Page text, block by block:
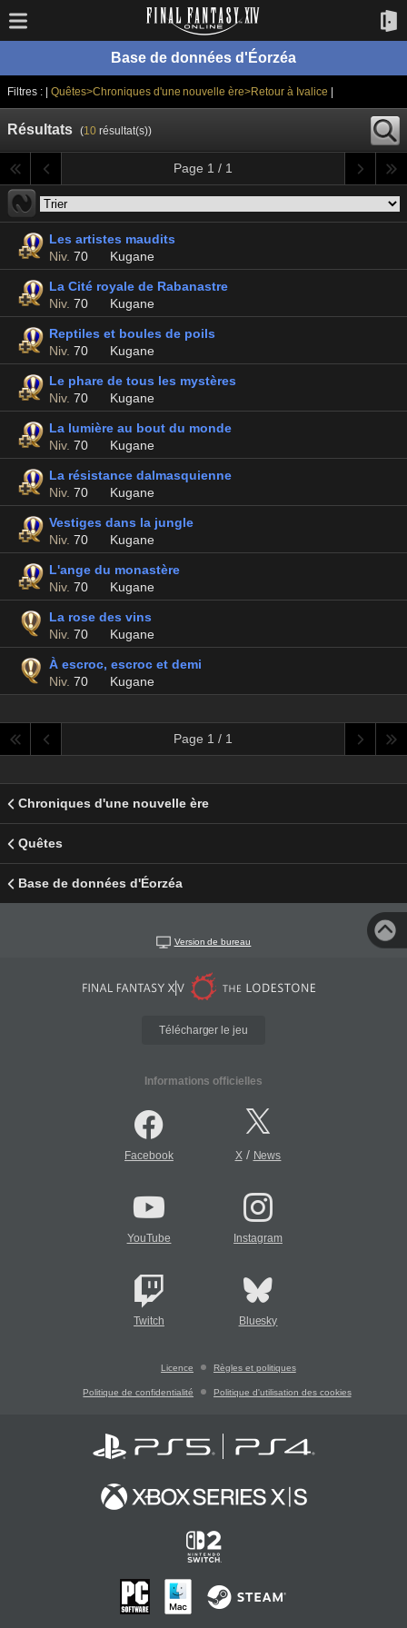
Base de données d'Éorzéa
Filtres : | Quêtes>Chroniques d'une nouvelle ère>Retour à Ivalice
Résultats (10résultat(s))
Page 1 / 1
Les artistes maudits
Niv. 70 Kugane
La Cité royale de Rabanastre
Niv. 70 Kugane
Reptiles et boules de poils
Niv. 70 Kugane
Le phare de tous les mystères
Niv. 70 Kugane
La lumière au bout du monde
Niv. 70 Kugane
La résistance dalmasquienne
Niv. 70 Kugane
Vestiges dans la jungle
Niv. 70 Kugane
L'ange du monastère
Niv. 70 Kugane
La rose des vins
Niv. 70 Kugane
À escroc, escroc et demi
Niv. 70 Kugane
Page 1 / 1
Chroniques d'une nouvelle ère
Quêtes
Base de données d'Éorzéa
Version de bureau
Télécharger le jeu
Informations officielles
Facebook X/ News
YouTube Instagram
Twitch Bluesky
Licence Règles et politiques
Politique de confidentialité Politique d'utilisation des cookies